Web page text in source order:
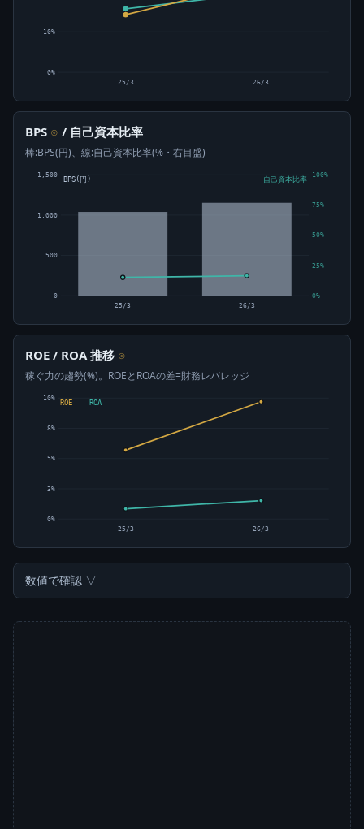
0%
10%
25/3 26/3
BPS ⊙ / 自己資本比率
棒:BPS(円)、線:自己資本比率(%・右目盛)
0
500
1,000
1,500
0%
25%
50%
75%
100%
25/3 26/3
BPS(円) 自己資本比率
ROE / ROA 推移 ⊙
稼ぐ力の趨勢(%)。ROEとROAの差=財務レバレッジ
0%
3%
5%
8%
10%
ROE ROA
25/3 26/3
数値で確認 ▽